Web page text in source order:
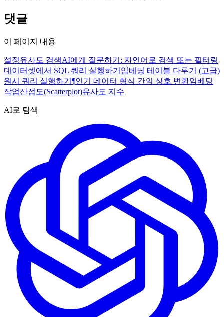
댓글
이 페이지 내용
설정유사도 검색AI에게 질문하기: 자연어로 검색 또는 필터링
데이터셋에서 SQL 쿼리 실행하기 임베딩 테이블 다루기 (고급)
원시 쿼리 실행하기¶인기 데이터 형식 간의 상호 변환임베딩
작업산점도(Scatterplot)유사도 지수
AI로 탐색